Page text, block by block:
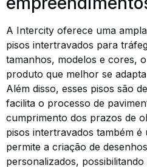
A Intercity oferece uma
pisos intertravados para
tamanhos, modelos e cores,
produto que melhor se
Além disso, esses pisos são
facilita o processo de
cumprimento dos prazos de
pisos intertravados também é
permite a criação de
personalizados,